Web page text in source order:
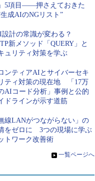
5項目――押さえておきた
生成AIのNGリスト”
設計の常識が変わる？
新メソッド「QUERY」と
ュリティ対策を学ぶ
ンティアAIとサイバーセキ
ティ対策の現在地 「17万
AIコード分析」事例と公的
ドラインが示す道筋
線LANがつながらない」の
をゼロに 3つの現場に学ぶ
トワーク改善術
» 一覧ページへ